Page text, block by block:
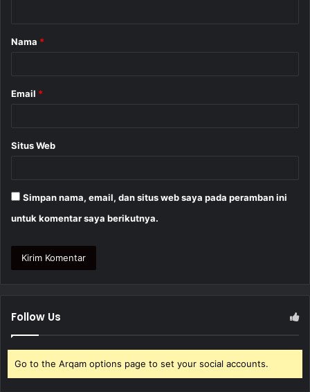
r
Nama *
Email *
Situs Web
Simpan nama, email, dan situs web saya pada peramban ini
untuk komentar saya berikutnya.
Follow Us
Go to the Arqam options page to set your social accounts.